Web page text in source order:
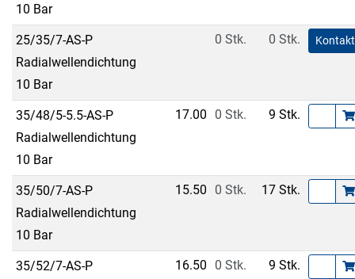
10 Bar
25/35/7-AS-P
Radialwellendichtung
10 Bar
0 Stk. 0 Stk. Kontakt
35/48/5-5.5-AS-P
Radialwellendichtung
10 Bar
17.00 0 Stk. 9 Stk.
35/50/7-AS-P
Radialwellendichtung
10 Bar
15.50 0 Stk. 17 Stk.
35/52/7-AS-P
16.50 0 Stk. 9 Stk.